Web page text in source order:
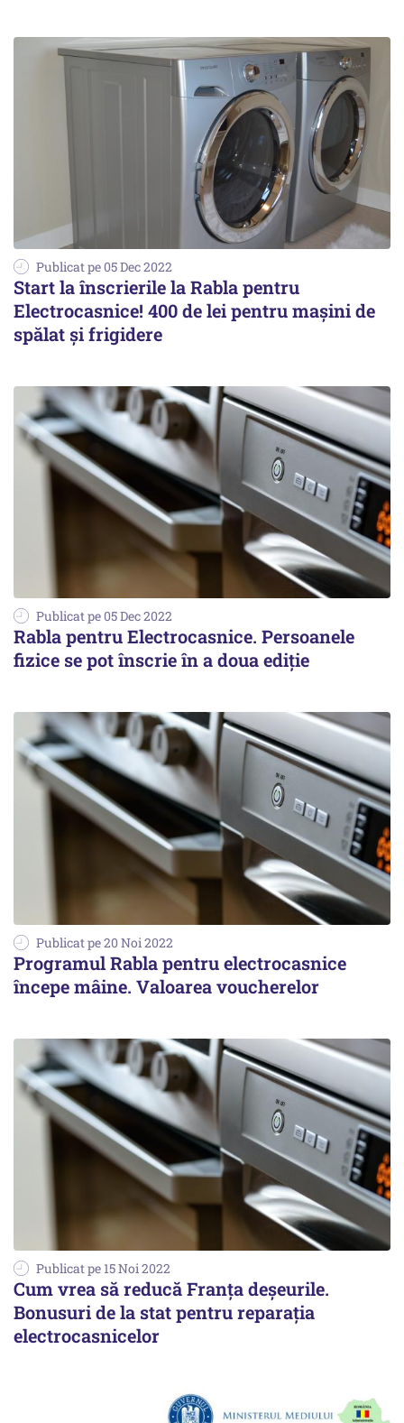
Publicat pe 05 Dec 2022
Start la înscrierile la Rabla pentru
Electrocasnice! 400 de lei pentru maşini de
spălat şi frigidere
Publicat pe 05 Dec 2022
Rabla pentru Electrocasnice. Persoanele
fizice se pot înscrie în a doua ediţie
Publicat pe 20 Noi 2022
Programul Rabla pentru electrocasnice
începe mâine. Valoarea voucherelor
Publicat pe 15 Noi 2022
Cum vrea să reducă Franța deșeurile.
Bonusuri de la stat pentru reparația
electrocasnicelor